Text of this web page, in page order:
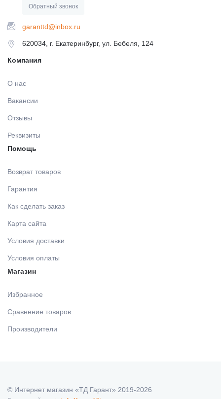
Обратный звонок
garanttd@inbox.ru
620034, г. Екатеринбург, ул. Бебеля, 124
Компания
О нас
Вакансии
Отзывы
Реквизиты
Помощь
Возврат товаров
Гарантия
Как сделать заказ
Карта сайта
Условия доставки
Условия оплаты
Магазин
Избранное
Сравнение товаров
Производители
© Интернет магазин «ТД Гарант» 2019-2026